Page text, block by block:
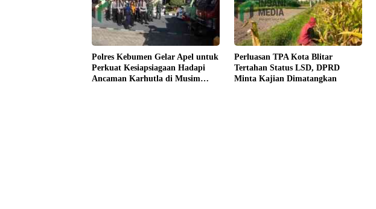
Polres Kebumen Gelar Apel untuk
Perkuat Kesiapsiagaan Hadapi
Ancaman Karhutla di Musim
Perluasan TPA Kota Blitar
Tertahan Status LSD, DPRD
Minta Kajian Dimatangkan